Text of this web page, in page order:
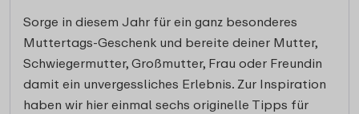
Sorge in diesem Jahr für ein ganz besonderes
Muttertags-Geschenk und bereite deiner Mutter,
Schwiegermutter, Großmutter, Frau oder Freundin
damit ein unvergessliches Erlebnis. Zur Inspiration
haben wir hier einmal sechs originelle Tipps für